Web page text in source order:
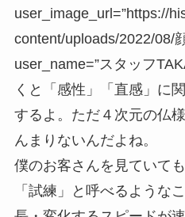
user_image_url=”https://
content/uploads/2022/08/
user_name=”スタッフ
くと「感性」「直感」に
するよ。ただ４次元の仏
んまりないんだよね。
僕のお客さんを見ていて
「試練」と呼べるような